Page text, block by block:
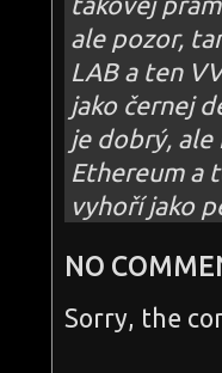
ale pozor,
LAB a ten
jako černej
je dobrý, ale
Ethereum a
vyhoří jako
NO
Sorry, the